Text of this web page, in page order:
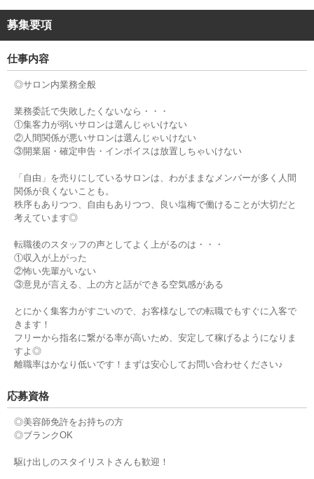
募集要項
仕事内容
◎サロン内業務全般
業務委託で失敗したくないなら・・・
①集客力が弱いサロンは選んじゃいけない
②人間関係が悪いサロンは選んじゃいけない
③開業届・確定申告・インボイスは放置しちゃいけない
「自由」を売りにしているサロンは、わがままなメンバーが多く人間
関係が良くないことも。
秩序もありつつ、自由もありつつ、良い塩梅で働けることが大切だと
考えています◎
転職後のスタッフの声としてよく上がるのは・・・
①収入が上がった
②怖い先輩がいない
③意見が言える、上の方と話ができる空気感がある
とにかく集客力がすごいので、お客様なしでの転職でもすぐに入客で
きます！
フリーから指名に繋がる率が高いため、安定して稼げるようになりま
すよ◎
離職率はかなり低いです！まずは安心してお問い合わせください♪
応募資格
◎美容師免許をお持ちの方
◎ブランクOK
駆け出しのスタイリストさんも歓迎！